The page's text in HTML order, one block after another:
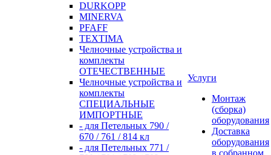
DURKOPP
MINERVA
PFAFF
TEXTIMA
Челночные устройства и
комплекты
ОТЕЧЕСТВЕННЫЕ
Челночные устройства и
комплекты
СПЕЦИАЛЬНЫЕ
ИМПОРТНЫЕ
- для Петельных 790 /
670 / 761 / 814 кл
- для Петельных 771 /
Услуги
Монтаж
(сборка)
оборудования
Доставка
оборудования
в собранном